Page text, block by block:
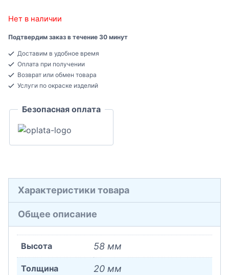
Нет в наличии
Подтвердим заказ в течение 30 минут
Доставим в удобное время
Оплата при получении
Возврат или обмен товара
Услуги по окраске изделий
Безопасная оплата
Характеристики товара
Общее описание
Высота 58 мм
Толщина 20 мм